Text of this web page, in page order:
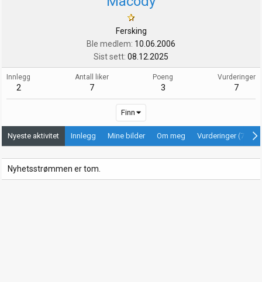
Fersking
Ble medlem 10.06.2006
Sist sett 08.12.2025
Innlegg
2
Antall liker
7
Poeng
3
Vurderinger
7
Finn
Nyeste aktivitet Innlegg Mine bilder Om meg Vurderinger (7)
Nyhetsstrømmen er tom.